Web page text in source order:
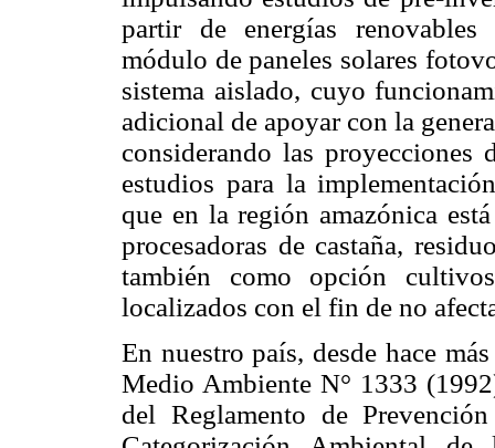
partir de energías renovables
módulo de paneles solares
sistema aislado, cuyo
adicional de apoyar con la
considerando las proyecciones
estudios para la
que en la región amazónica
procesadoras de castaña,
también como opción
localizados con el fin de no
En nuestro país, desde hace
Medio Ambiente N° 1333
del Reglamento de